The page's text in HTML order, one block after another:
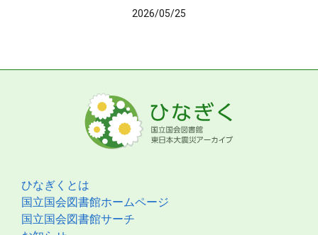
2026/05/25
ひなぎくとは
国立国会図書館ホームページ
国立国会図書館サーチ